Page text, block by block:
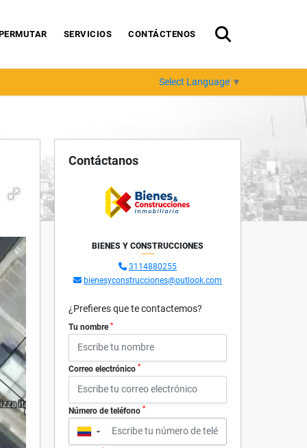
SERVICIOS CONTÁCTENOS
Select Language ▼
Contáctanos
BIENES Y CONSTRUCCIONES
3114880255
bienesyconstrucciones@outlook.com
¿Prefieres que te contactemos?
Tu nombre *
Correo electrónico *
Número de teléfono *
▼